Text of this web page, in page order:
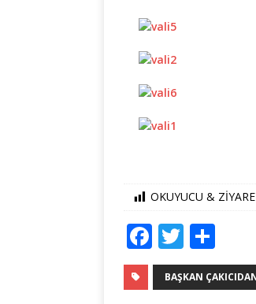
OKUYUCU &
F
a
c
T
w
it
h
ar
BAŞKAN